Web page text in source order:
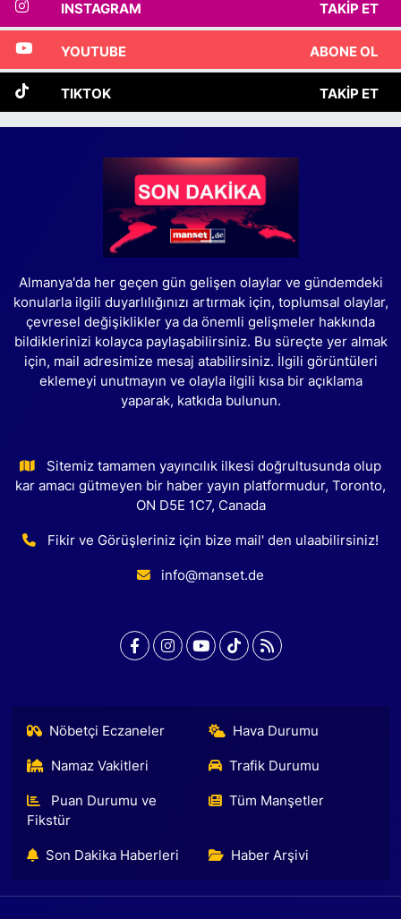
INSTAGRAM TAKIP ET
YOUTUBE ABONE OL
TIKTOK TAKIP ET
Almanya'da her geçen gün gelişen olaylar ve gündemdeki
konularla ilgili duyarlılığınızı artırmak için, toplumsal olaylar,
çevresel değişiklikler ya da önemli gelişmeler hakkında
bildiklerinizi kolayca paylaşabilirsiniz. Bu süreçte yer almak
için, mail adresimize mesaj atabilirsiniz. İlgili görüntüleri
eklemeyi unutmayın ve olayla ilgili kısa bir açıklama
yaparak, katkıda bulunun.
Sitemiz tamamen yayıncılık ilkesi doğrultusunda olup
kar amacı gütmeyen bir haber yayın platformudur, Toronto,
ON D5E 1C7, Canada
Fikir ve Görüşleriniz için bize mail' den ulaabilirsiniz!
info@manset.de
Nöbetçi Eczaneler Hava Durumu
Namaz Vakitleri Trafik Durumu
Puan Durumu ve
Fikstür
Tüm Manşetler
Son Dakika Haberleri Haber Arşivi